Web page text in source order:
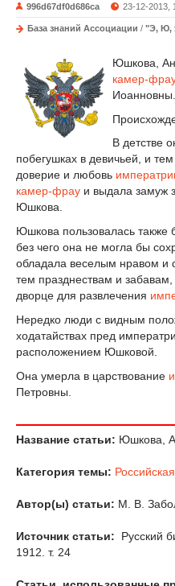
996d67df0d686ca 23-12-2013,
База знаний Ассоциации / "Э, Ю,
Юшкова,
камер-
Иоанновны.
В детстве
побегушках в девичьей, и
доверие и любовь
камер-фрау и выдала замуж
Юшкова.
Юшкова пользовалась также
без чего она не могла бы
обладала веселым нравом и
тем празднествам и
дворце для развлечения
Нередко люди с видным
ходатайствах пред
расположением Юшковой.
Она умерла в царствование
Петровны.
Название статьи: Юшкова,
Категория темы:
Автор(ы) статьи: М. В.
Источник статьи:
Русский
1912. т. 24